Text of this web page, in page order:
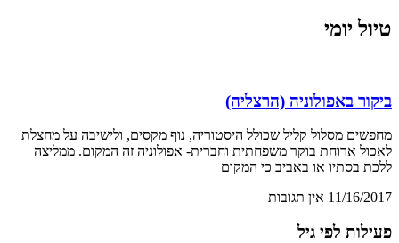
טיול יומי
ביקור באפולוניה (הרצליה)
מחפשים מסלול קליל שכולל היסטוריה, נוף מקסים, ולישיבה על מחצלת
לאכול ארוחת בוקר משפחתית וחברית- אפולוניה זה המקום. ממליצה
ללכת בסתיו או באביב כי המקום
11/16/2017 אין תגובות
פעילות לפי גיל